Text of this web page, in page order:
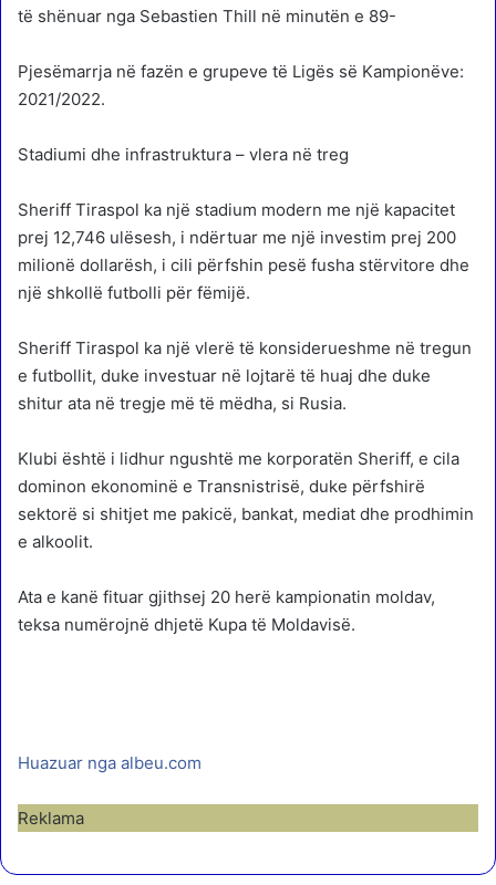
të shënuar nga Sebastien Thill në minutën e 89-
Pjesëmarrja në fazën e grupeve të Ligës së Kampionëve:
2021/2022.
Stadiumi dhe infrastruktura – vlera në treg
Sheriff Tiraspol ka një stadium modern me një kapacitet
prej 12,746 ulësesh, i ndërtuar me një investim prej 200
milionë dollarësh, i cili përfshin pesë fusha stërvitore dhe
një shkollë futbolli për fëmijë.
Sheriff Tiraspol ka një vlerë të konsiderueshme në tregun
e futbollit, duke investuar në lojtarë të huaj dhe duke
shitur ata në tregje më të mëdha, si Rusia.
Klubi është i lidhur ngushtë me korporatën Sheriff, e cila
dominon ekonominë e Transnistrisë, duke përfshirë
sektorë si shitjet me pakicë, bankat, mediat dhe prodhimin
e alkoolit.
Ata e kanë fituar gjithsej 20 herë kampionatin moldav,
teksa numërojnë dhjetë Kupa të Moldavisë.
Huazuar nga albeu.com
Reklama